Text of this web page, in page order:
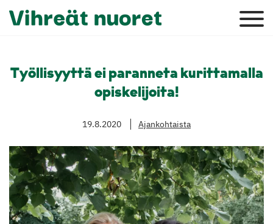
Työllisyyttä ei paranneta kurittamalla
opiskelijoita!
19.8.2020 Ajankohtaista